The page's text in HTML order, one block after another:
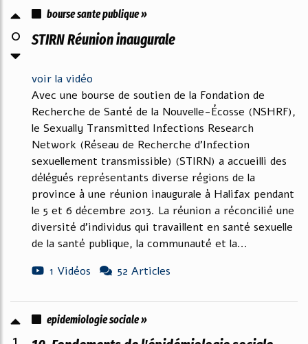
0
bourse sante publique »
STIRN Réunion inaugurale
voir la vidéo
Avec une bourse de soutien de la Fondation de
Recherche de Santé de la Nouvelle-Écosse (NSHRF),
le Sexually Transmitted Infections Research
Network (Réseau de Recherche d'Infection
sexuellement transmissible) (STIRN) a accueilli des
délégués représentants diverse régions de la
province à une réunion inaugurale à Halifax pendant
le 5 et 6 décembre 2013. La réunion a réconcilié une
diversité d'individus qui travaillent en santé sexuelle
de la santé publique, la communauté et la...
1 Vidéos
52 Articles
epidemiologie sociale »